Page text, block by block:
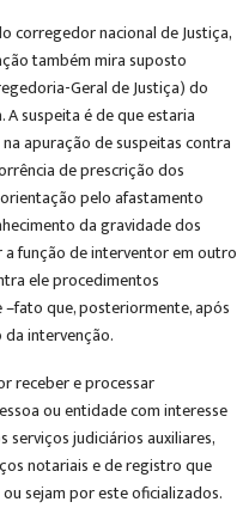
corregedor nacional de Justiça,
também mira suposto
Geral de Justiça) do
A suspeita é de que estaria
apuração de suspeitas contra
de prescrição dos
pelo afastamento
da gravidade dos
função de interventor em outro
ele procedimentos
que, posteriormente, após
intervenção.
receber e processar
ou entidade com interesse
serviços judiciários auxiliares,
notariais e de registro que
sejam por este oficializados.